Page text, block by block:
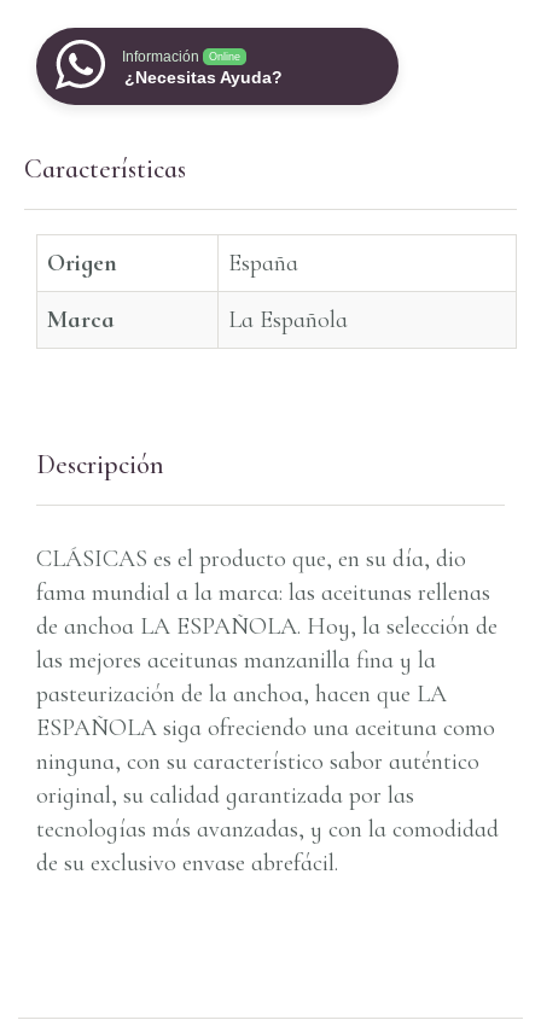
Información Online
¿Necesitas Ayuda?
Características
Origen
España
Marca
La Española
Descripción
CLÁSICAS es el producto que, en su día, dio
fama mundial a la marca: las aceitunas rellenas
de anchoa LA ESPAÑOLA. Hoy, la selección de
las mejores aceitunas manzanilla fina y la
pasteurización de la anchoa, hacen que LA
ESPAÑOLA siga ofreciendo una aceituna como
ninguna, con su característico sabor auténtico
original, su calidad garantizada por las
tecnologías más avanzadas, y con la comodidad
de su exclusivo envase abrefácil.